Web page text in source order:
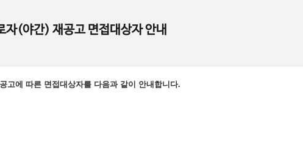
(야간) 재공고 면접대상자 안내
고에 따른 면접대상자를 다음과 같이 안내합니다.